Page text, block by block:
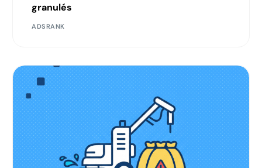
granulés
ADSRANK